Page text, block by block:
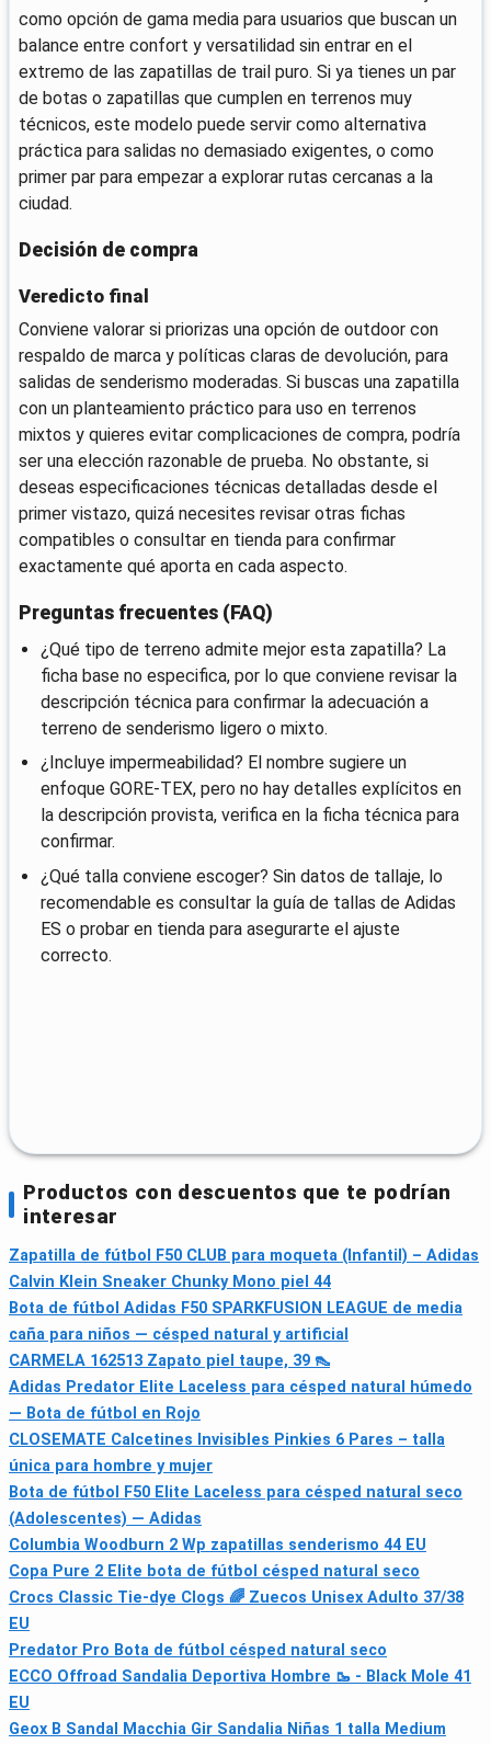
como opción de gama media para usuarios que buscan un
balance entre confort y versatilidad sin entrar en el
extremo de las zapatillas de trail puro. Si ya tienes un par
de botas o zapatillas que cumplen en terrenos muy
técnicos, este modelo puede servir como alternativa
práctica para salidas no demasiado exigentes, o como
primer par para empezar a explorar rutas cercanas a la
ciudad.
Decisión de compra
Veredicto final
Conviene valorar si priorizas una opción de outdoor con
respaldo de marca y políticas claras de devolución, para
salidas de senderismo moderadas. Si buscas una zapatilla
con un planteamiento práctico para uso en terrenos
mixtos y quieres evitar complicaciones de compra, podría
ser una elección razonable de prueba. No obstante, si
deseas especificaciones técnicas detalladas desde el
primer vistazo, quizá necesites revisar otras fichas
compatibles o consultar en tienda para confirmar
exactamente qué aporta en cada aspecto.
Preguntas frecuentes (FAQ)
¿Qué tipo de terreno admite mejor esta zapatilla? La
ficha base no especifica, por lo que conviene revisar la
descripción técnica para confirmar la adecuación a
terreno de senderismo ligero o mixto.
¿Incluye impermeabilidad? El nombre sugiere un
enfoque GORE-TEX, pero no hay detalles explícitos en
la descripción provista, verifica en la ficha técnica para
confirmar.
¿Qué talla conviene escoger? Sin datos de tallaje, lo
recomendable es consultar la guía de tallas de Adidas
ES o probar en tienda para asegurarte el ajuste
correcto.
Productos con descuentos que te podrían
interesar
Zapatilla de fútbol F50 CLUB para moqueta (Infantil) – Adidas
Calvin Klein Sneaker Chunky Mono piel 44
Bota de fútbol Adidas F50 SPARKFUSION LEAGUE de media
caña para niños — césped natural y artificial
CARMELA 162513 Zapato piel taupe, 39 👠
Adidas Predator Elite Laceless para césped natural húmedo
— Bota de fútbol en Rojo
CLOSEMATE Calcetines Invisibles Pinkies 6 Pares – talla
única para hombre y mujer
Bota de fútbol F50 Elite Laceless para césped natural seco
(Adolescentes) — Adidas
Columbia Woodburn 2 Wp zapatillas senderismo 44 EU
Copa Pure 2 Elite bota de fútbol césped natural seco
Crocs Classic Tie-dye Clogs 🌈 Zuecos Unisex Adulto 37/38
EU
Predator Pro Bota de fútbol césped natural seco
ECCO Offroad Sandalia Deportiva Hombre 🥾 - Black Mole 41
EU
Geox B Sandal Macchia Gir Sandalia Niñas 1 talla Medium